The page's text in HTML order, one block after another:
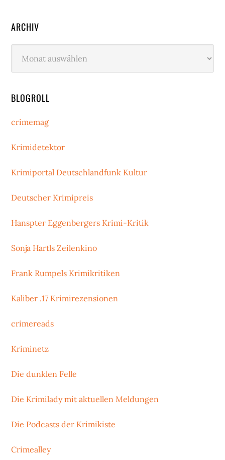
ARCHIV
BLOGROLL
crimemag
Krimidetektor
Krimiportal Deutschlandfunk Kultur
Deutscher Krimipreis
Hanspter Eggenbergers Krimi-Kritik
Sonja Hartls Zeilenkino
Frank Rumpels Krimikritiken
Kaliber .17 Krimirezensionen
crimereads
Kriminetz
Die dunklen Felle
Die Krimilady mit aktuellen Meldungen
Die Podcasts der Krimikiste
Crimealley